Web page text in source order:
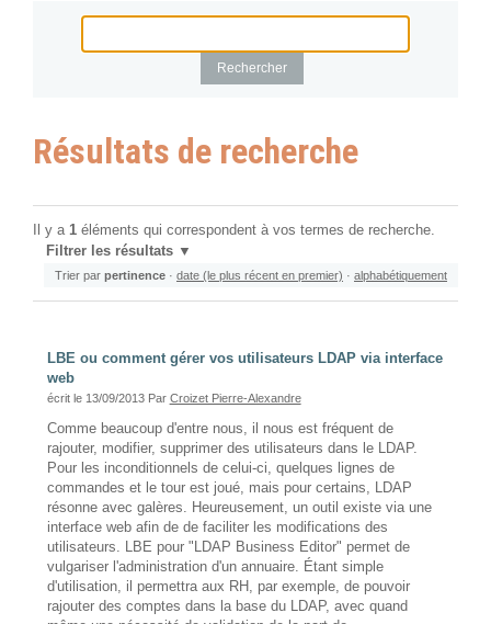
Résultats de recherche
Il y a 1 éléments qui correspondent à vos termes de recherche.
Filtrer les résultats
Trier par pertinence · date (le plus récent en premier) · alphabétiquement
LBE ou comment gérer vos utilisateurs LDAP via interface
web
écrit le 13/09/2013 Par Croizet Pierre-Alexandre
Comme beaucoup d'entre nous, il nous est fréquent de
rajouter, modifier, supprimer des utilisateurs dans le LDAP.
Pour les inconditionnels de celui-ci, quelques lignes de
commandes et le tour est joué, mais pour certains, LDAP
résonne avec galères. Heureusement, un outil existe via une
interface web afin de de faciliter les modifications des
utilisateurs. LBE pour "LDAP Business Editor" permet de
vulgariser l'administration d'un annuaire. Étant simple
d'utilisation, il permettra aux RH, par exemple, de pouvoir
rajouter des comptes dans la base du LDAP, avec quand